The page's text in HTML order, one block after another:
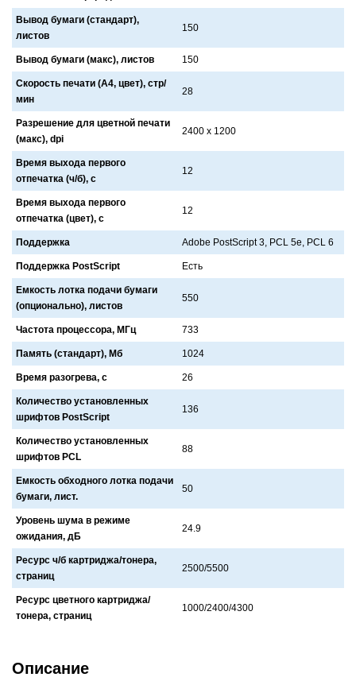
Вывод бумаги (стандарт),
листов
150
Вывод бумаги (макс), листов 150
Скорость печати (А4, цвет), стр/
мин
28
Разрешение для цветной печати
(макс), dpi
2400 х 1200
Время выхода первого
отпечатка (ч/б), с
12
Время выхода первого
отпечатка (цвет), с
12
Поддержка Adobe PostScript 3, PCL 5e, PCL 6
Поддержка PostScript Есть
Емкость лотка подачи бумаги
(опционально), листов
550
Частота процессора, МГц 733
Память (стандарт), Мб 1024
Время разогрева, с 26
Количество установленных
шрифтов PostScript
136
Количество установленных
шрифтов PCL
88
Емкость обходного лотка подачи
бумаги, лист.
50
Уровень шума в режиме
ожидания, дБ
24.9
Ресурс ч/б картриджа/тонера,
страниц
2500/5500
Ресурс цветного картриджа/
тонера, страниц
1000/2400/4300
Описание